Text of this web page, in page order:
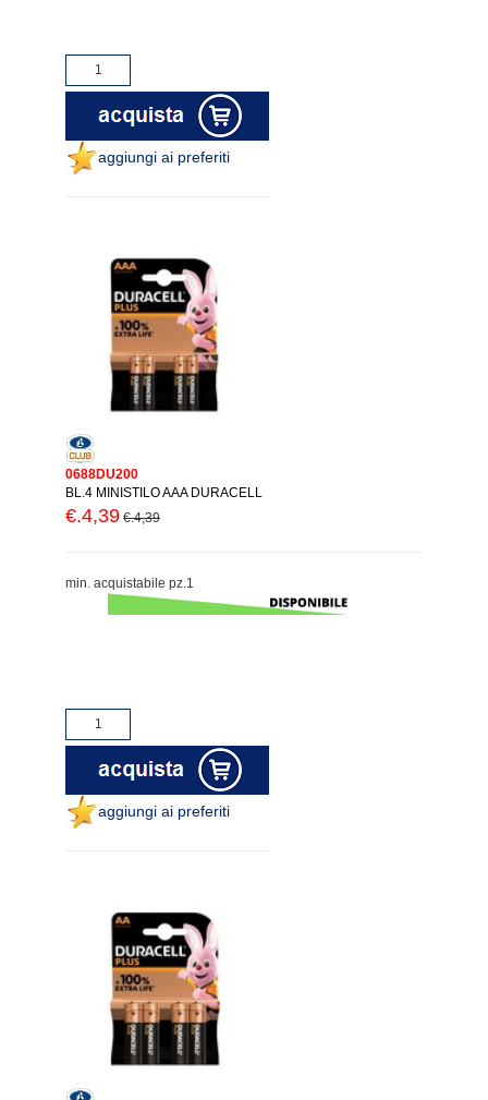
aggiungi ai preferiti
0688DU200
BL.4 MINISTILO AAA DURACELL
€.4,39 €.4,39
min. acquistabile pz.1
aggiungi ai preferiti